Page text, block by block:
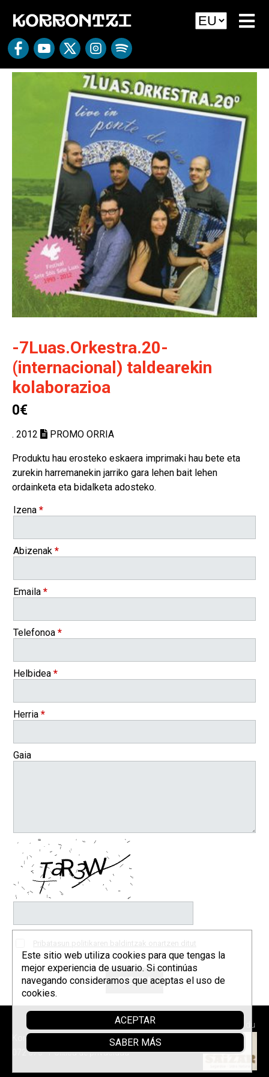
-7Luas.Orkestra.20-
(internacional) taldearekin
kolaborazioa
0€
. 2012 PROMO ORRIA
Produktu hau erosteko eskaera imprimaki hau bete eta
zurekin harremanekin jarriko gara lehen bait lehen
ordainketa eta bidalketa adosteko.
Izena *
Abizenak *
Emaila *
Telefonoa *
Helbidea *
Herria *
Gaia
Pribatasun politikaren baldintzak onartzen ditut
Korrontzi © 2026 - Tel. (+34) 618
072 076 -Política de privacidad
Laguntzen du
Este sitio web utiliza cookies para que tengas la
mejor experiencia de usuario. Si continúas
navegando consideramos que aceptas el uso de
cookies.
ACEPTAR
SABER MÁS